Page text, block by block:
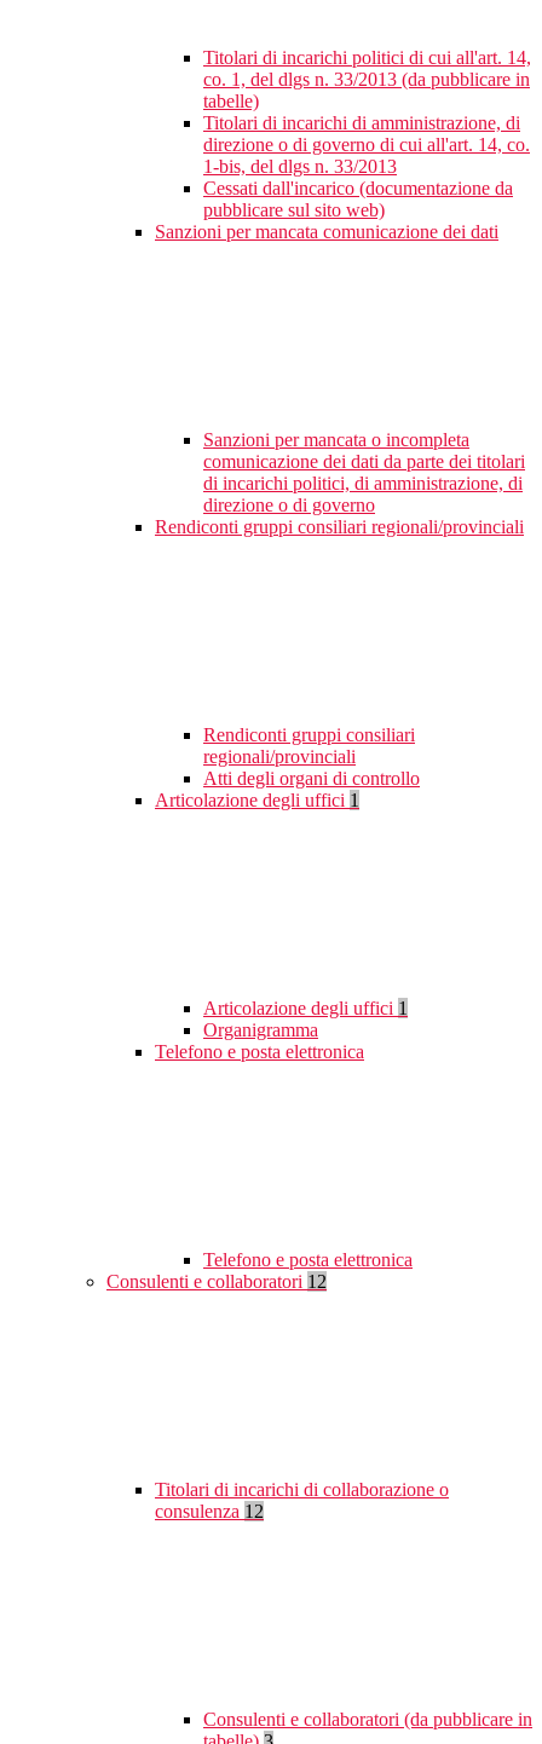
Titolari di incarichi politici di cui all'art. 14,
co. 1, del dlgs n. 33/2013 (da pubblicare in
tabelle)
Titolari di incarichi di amministrazione, di
direzione o di governo di cui all'art. 14, co.
1-bis, del dlgs n. 33/2013
Cessati dall'incarico (documentazione da
pubblicare sul sito web)
Sanzioni per mancata comunicazione dei dati
Sanzioni per mancata o incompleta
comunicazione dei dati da parte dei titolari
di incarichi politici, di amministrazione, di
direzione o di governo
Rendiconti gruppi consiliari regionali/provinciali
Rendiconti gruppi consiliari
regionali/provinciali
Atti degli organi di controllo
Articolazione degli uffici 1
Articolazione degli uffici 1
Organigramma
Telefono e posta elettronica
Telefono e posta elettronica
Consulenti e collaboratori 12
Titolari di incarichi di collaborazione o
consulenza 12
Consulenti e collaboratori (da pubblicare in